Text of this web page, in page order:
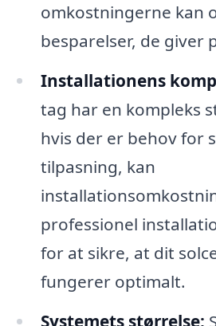
omkostningerne kan
besparelser, de giver
Installationens
tag har en kompleks
hvis der er behov for
tilpasning, kan
professionel
for at sikre, at dit
fungerer optimalt.
Systemets størrelse: